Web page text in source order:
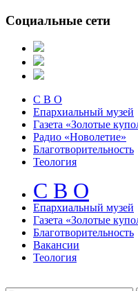
Социальные сети
С В О
Епархиальный музей
Газета «Золотые
Радио «Новолетие»
Благотворительность
Теология
С В О
Епархиальный музeй
Газета «Золотые
Благотворительность
Вакансии
Теология